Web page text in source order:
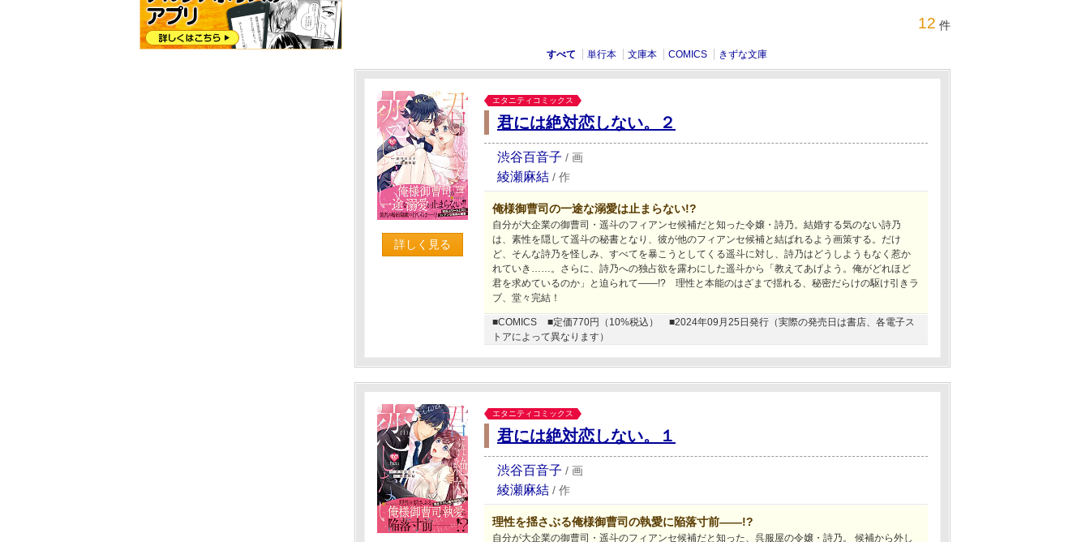
12 件
すべて 単行本 文庫本 COMICS きずな文庫
詳しく見る
エタニティコミックス
君には絶対恋しない。２
渋谷百音子 / 画
綾瀬麻結 / 作
俺様御曹司の一途な溺愛は止まらない!?
自分が大企業の御曹司・遥斗のフィアンセ候補だと知った令嬢・詩乃。結婚する気のない詩乃
は、素性を隠して遥斗の秘書となり、彼が他のフィアンセ候補と結ばれるよう画策する。だけ
ど、そんな詩乃を怪しみ、すべてを暴こうとしてくる遥斗に対し、詩乃はどうしようもなく惹か
れていき……。さらに、詩乃への独占欲を露わにした遥斗から「教えてあげよう。俺がどれほど
君を求めているのか」と迫られて――!? 理性と本能のはざまで揺れる、秘密だらけの駆け引きラ
ブ、堂々完結！
■COMICS ■定価770円（10%税込）
■2024年09月25日発行（実際の発売日は書店、各電子ス
トアによって異なります）
エタニティコミックス
君には絶対恋しない。１
渋谷百音子 / 画
綾瀬麻結 / 作
理性を揺さぶる俺様御曹司の執愛に陥落寸前――!?
自分が大企業の御曹司・遥斗のフィアンセ候補だと知った、呉服屋の令嬢・詩乃。 候補から外し